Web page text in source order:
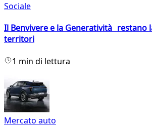
Sociale
Il Benvivere e la Generatività restano
territori
1 min di lettura
Mercato auto